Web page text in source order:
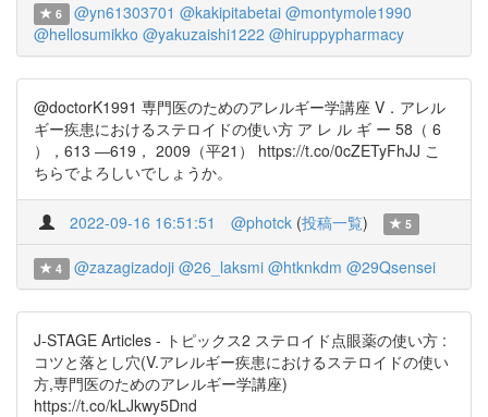
6 @yn61303701 @kakipitabetai @montymole1990
@hellosumikko @yakuzaishi1222 @hiruppypharmacy
@doctorK1991 専門医のためのアレルギー学講座 V．アレル
ギー疾患におけるステロイドの使い方 ア レ ル ギ ー 58（ 6
），613 ―619， 2009（平21） https://t.co/0cZETyFhJJ こ
ちらでよろしいでしょうか。
2022-09-16 16:51:51 @photck (投稿一覧) 5
4 @zazagizadoji @26_laksmi @htknkdm @29Qsensei
J-STAGE Articles - トピックス2 ステロイド点眼薬の使い方 :
コツと落とし穴(V.アレルギー疾患におけるステロイドの使い
方,専門医のためのアレルギー学講座)
https://t.co/kLJkwy5Dnd